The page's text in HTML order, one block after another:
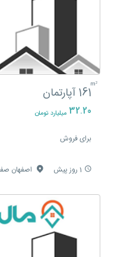
161m² آپارتمان
32.20 میلیارد تومان
برای فروش
1 روز پیش اصفهان